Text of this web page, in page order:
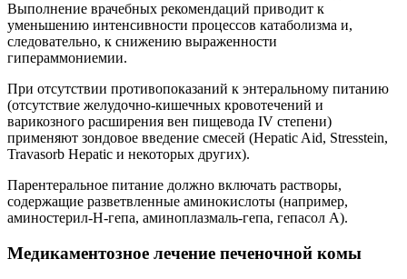
Выполнение врачебных рекомендаций приводит к
уменьшению интенсивности процессов катаболизма и,
следовательно, к снижению выраженности
гипераммониемии.
При отсутствии противопоказаний к энтеральному питанию
(отсутствие желудочно-кишечных кровотечений и
варикозного расширения вен пищевода IV степени)
применяют зондовое введение смесей (Hepatic Aid, Stresstein,
Travasorb Hepatic и некоторых других).
Парентеральное питание должно включать растворы,
содержащие разветвленные аминокислоты (например,
аминостерил-Н-гепа, аминоплазмаль-гепа, гепасол А).
Медикаментозное лечение печеночной комы